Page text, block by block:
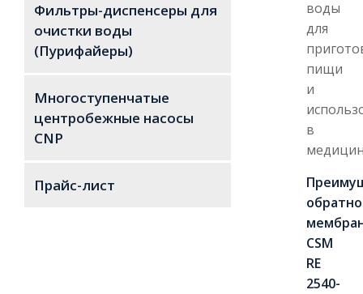
воды
для
пищи
и
в
CSM
RE
2540-
Фильтры-диспенсеры для
очистки воды
(Пурифайеры)
Многоступенчатые
центробежные насосы
CNP
Прайс-лист